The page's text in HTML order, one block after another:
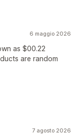
6 maggio 2026
as $00.22
are random
7 agosto 2026